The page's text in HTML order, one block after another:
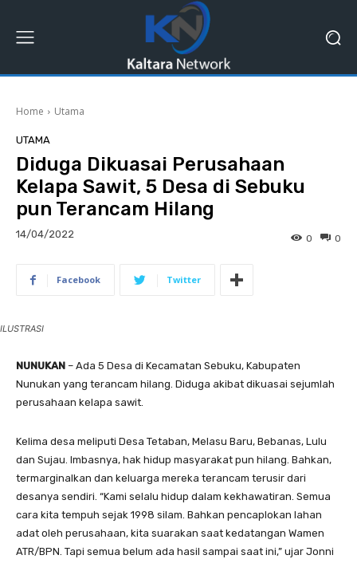
Home Utama
UTAMA
Diduga Dikuasai Perusahaan
Kelapa Sawit, 5 Desa di Sebuku
pun Terancam Hilang
14/04/2022 0
0
Facebook Twitter
ILUSTRASI
NUNUKAN – Ada 5 Desa di Kecamatan Sebuku, Kabupaten
Nunukan yang terancam hilang. Diduga akibat dikuasai sejumlah
perusahaan kelapa sawit.
Kelima desa meliputi Desa Tetaban, Melasu Baru, Bebanas, Lulu
dan Sujau. Imbasnya, hak hidup masyarakat pun hilang. Bahkan,
termarginalkan dan keluarga mereka terancam terusir dari
desanya sendiri. “Kami selalu hidup dalam kekhawatiran. Semua
cara kita tempuh sejak 1998 silam. Bahkan pencaplokan lahan
adat oleh perusahaan, kita suarakan saat kedatangan Wamen
ATR/BPN. Tapi semua belum ada hasil sampai saat ini,” ujar Jonni